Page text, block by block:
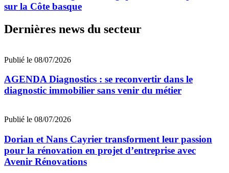
sur la Côte basque
Dernières news du secteur
Publié le 08/07/2026
AGENDA Diagnostics : se reconvertir dans le
diagnostic immobilier sans venir du métier
Publié le 08/07/2026
Dorian et Nans Cayrier transforment leur passion
pour la rénovation en projet d’entreprise avec
Avenir Rénovations